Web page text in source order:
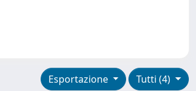
Tutti (4)
Esportazione